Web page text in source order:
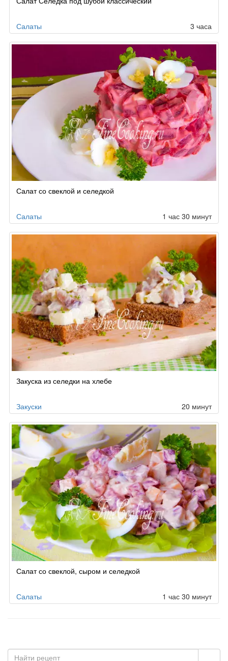
Салаты 3 часа
Салат со свеклой и селедкой
Салаты 1 час 30 минут
Закуска из селедки на хлебе
Закуски 20 минут
Салат со свеклой, сыром и селедкой
Салаты 1 час 30 минут